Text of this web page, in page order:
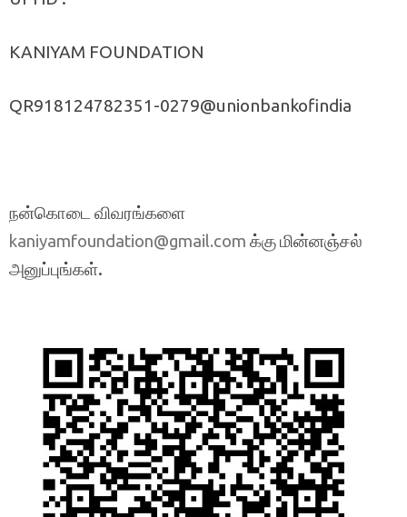
KANIYAM FOUNDATION
QR918124782351-0279@unionbankofindia
நன்கொடை விவரங்களை
kaniyamfoundation@gmail.com க்கு மின்னஞ்சல்
அனுப்புங்கள்.